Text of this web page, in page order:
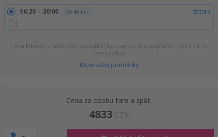
16:20 20:00 2h 40min detaily
Cena letenky s letištními poplatky (bez servisního poplatku: 704 CZK za
cestujícího)
Rezervační podmínky
Cena za osobu tam a zpět:
4833 CZK